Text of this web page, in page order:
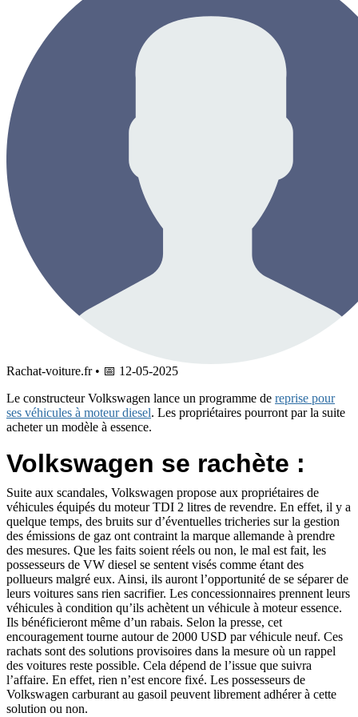
Rachat-voiture.fr • 📅 12-05-2025
Le constructeur Volkswagen lance un programme de reprise pour
ses véhicules à moteur diesel. Les propriétaires pourront par la suite
acheter un modèle à essence.
Volkswagen se rachète :
Suite aux scandales, Volkswagen propose aux propriétaires de
véhicules équipés du moteur TDI 2 litres de revendre. En effet, il y a
quelque temps, des bruits sur d’éventuelles tricheries sur la gestion
des émissions de gaz ont contraint la marque allemande à prendre
des mesures. Que les faits soient réels ou non, le mal est fait, les
possesseurs de VW diesel se sentent visés comme étant des
pollueurs malgré eux. Ainsi, ils auront l’opportunité de se séparer de
leurs voitures sans rien sacrifier. Les concessionnaires prennent leurs
véhicules à condition qu’ils achètent un véhicule à moteur essence.
Ils bénéficieront même d’un rabais. Selon la presse, cet
encouragement tourne autour de 2000 USD par véhicule neuf. Ces
rachats sont des solutions provisoires dans la mesure où un rappel
des voitures reste possible. Cela dépend de l’issue que suivra
l’affaire. En effet, rien n’est encore fixé. Les possesseurs de
Volkswagen carburant au gasoil peuvent librement adhérer à cette
solution ou non.